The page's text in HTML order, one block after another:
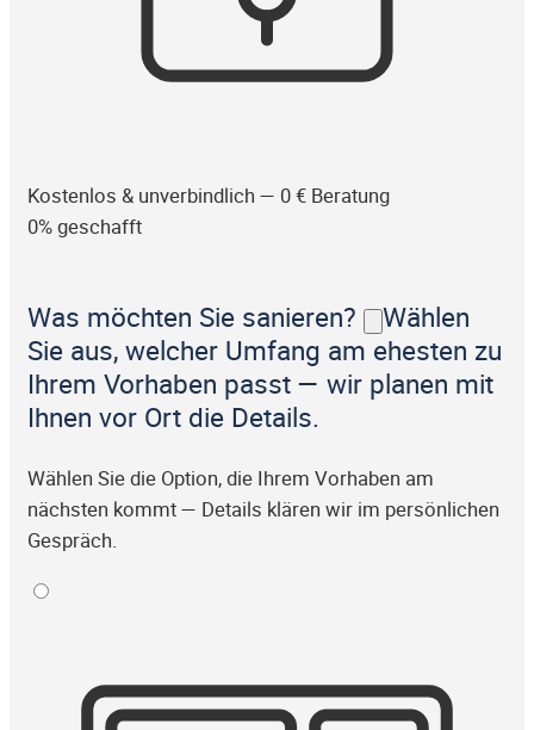
Kostenlos & unverbindlich — 0 € Beratung
0% geschafft
Was möchten Sie sanieren?
Wählen
Sie aus, welcher Umfang am ehesten zu
Ihrem Vorhaben passt — wir planen mit
Ihnen vor Ort die Details.
Wählen Sie die Option, die Ihrem Vorhaben am
nächsten kommt — Details klären wir im persönlichen
Gespräch.